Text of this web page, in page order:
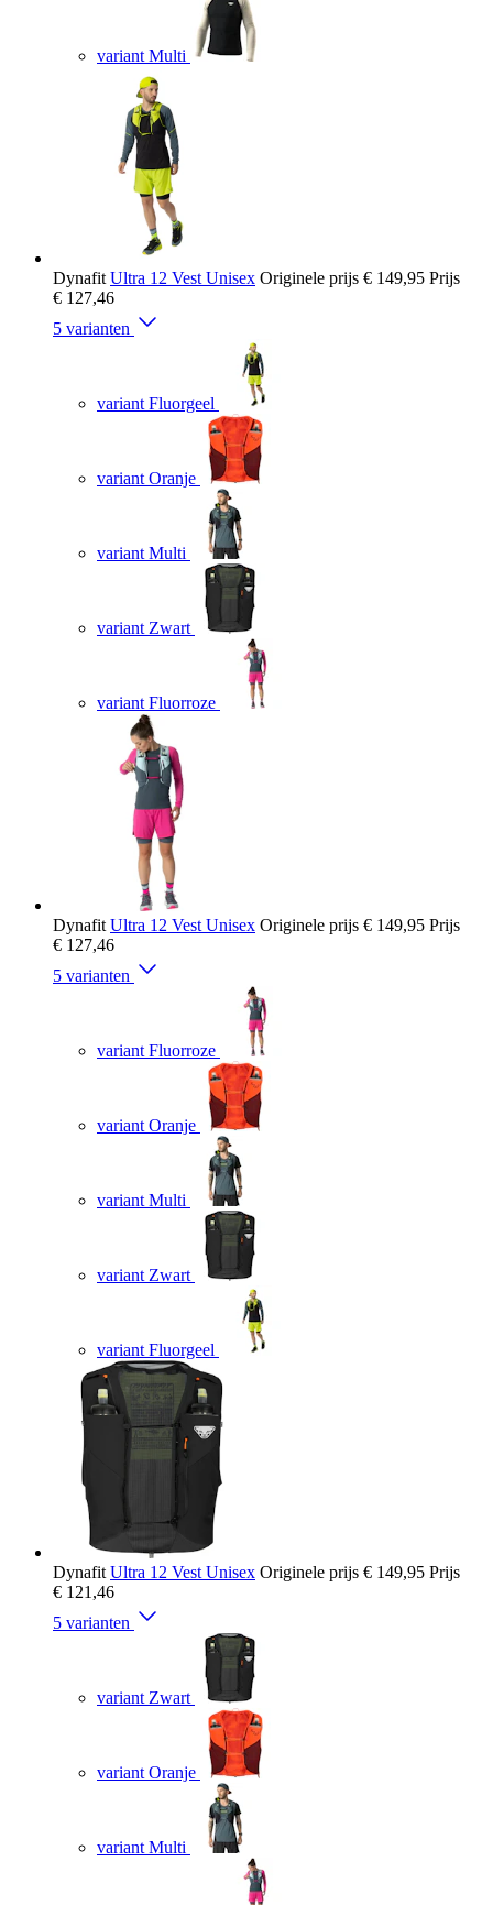
variant Multi
Dynafit Ultra 12 Vest Unisex Originele prijs € 149,95 Prijs
€ 127,46
5 varianten
variant Fluorgeel
variant Oranje
variant Multi
variant Zwart
variant Fluorroze
Dynafit Ultra 12 Vest Unisex Originele prijs € 149,95 Prijs
€ 127,46
5 varianten
variant Fluorroze
variant Oranje
variant Multi
variant Zwart
variant Fluorgeel
Dynafit Ultra 12 Vest Unisex Originele prijs € 149,95 Prijs
€ 121,46
5 varianten
variant Zwart
variant Oranje
variant Multi